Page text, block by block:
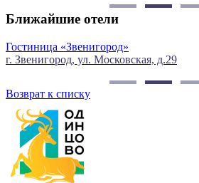
Ближайшие отели
Гостиница «Звенигород»
г. Звенигород, ул. Московская, д.29
Возврат к списку